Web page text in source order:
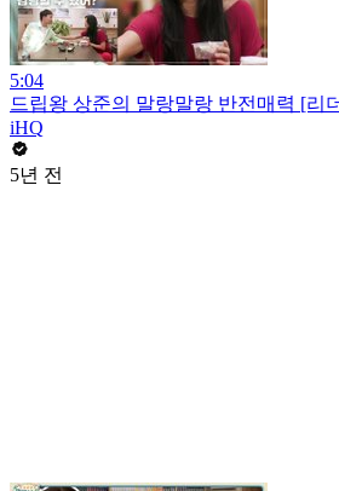
5:04
드립왕 상준의 말랑말랑 반전매력 [리
iHQ
5년 전